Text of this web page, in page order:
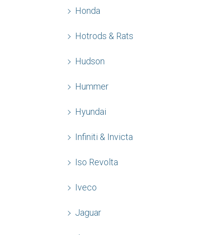
Honda
Hotrods & Rats
Hudson
Hummer
Hyundai
Infiniti & Invicta
Iso Revolta
Iveco
Jaguar